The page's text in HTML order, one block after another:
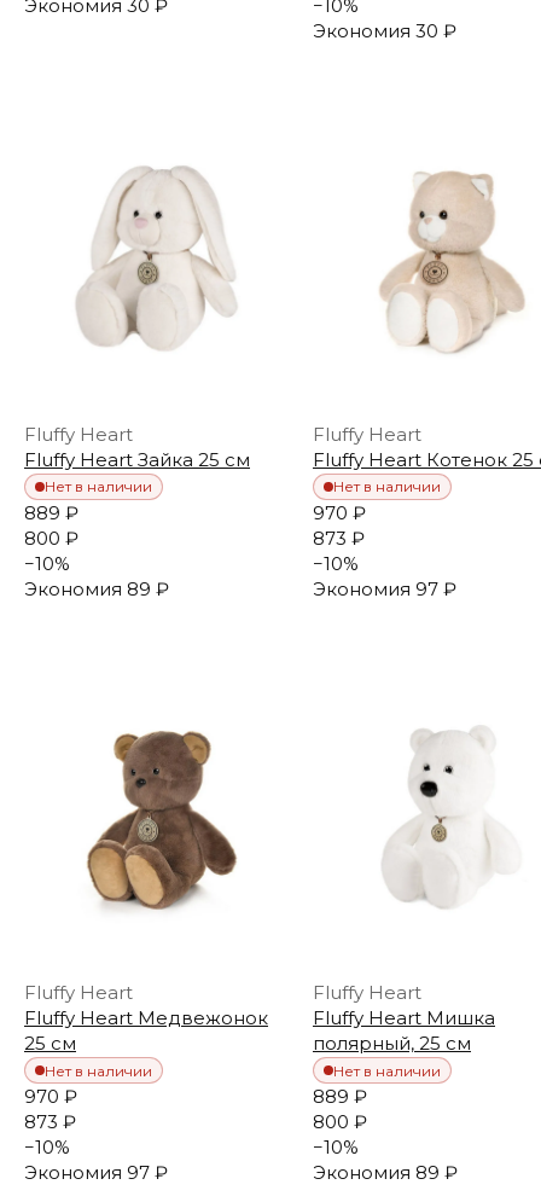
Экономия 30 ₽ − 10%
Экономия 30 ₽
Fluffy Heart
Fluffy Heart Зайка 25 см
Нет в наличии
889 ₽
800 ₽
−10%
Экономия 89 ₽
Fluffy Heart
Fluffy Heart Котенок 25
Нет в наличии
970 ₽
873 ₽
−10%
Экономия 97 ₽
Fluffy Heart
Fluffy Heart Медвежонок
25 см
Нет в наличии
970 ₽
873 ₽
−10%
Экономия 97 ₽
Fluffy Heart
Fluffy Heart Мишка
полярный, 25 см
Нет в наличии
889 ₽
800 ₽
−10%
Экономия 89 ₽